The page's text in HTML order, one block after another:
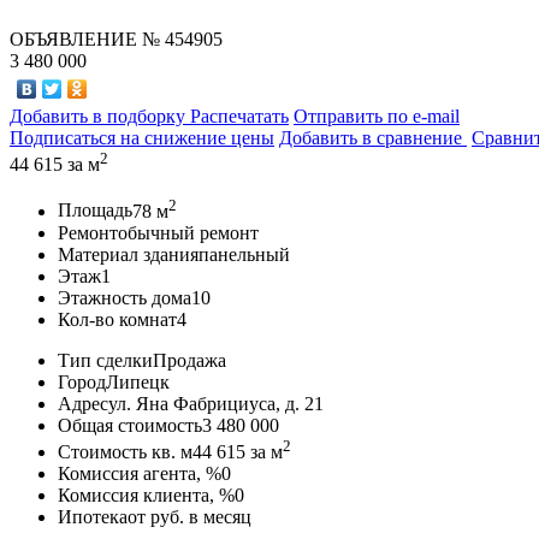
ОБЪЯВЛЕНИЕ № 454905
3 480 000
Добавить в подборку Распечатать Отправить по e-mail
Подписаться на снижение цены Добавить в сравнение
44 615 за м2
Площадь78 м2
Ремонтобычный ремонт
Материал зданияпанельный
Этаж1
Этажность дома10
Кол-во комнат4
Тип сделкиПродажа
ГородЛипецк
Адресул. Яна Фабрициуса, д. 21
Общая стоимость3 480 000
Стоимость кв. м44 615 за м2
Комиссия агента, %0
Комиссия клиента, %0
Ипотекаот руб. в месяц